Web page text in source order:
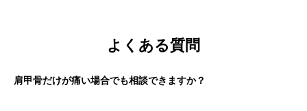
よくある質問
肩甲骨だけが痛い場合でも相談できますか？